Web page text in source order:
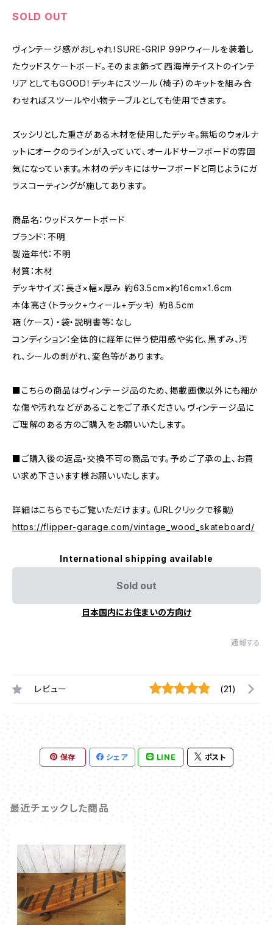
SOLD OUT
ヴィンテージ感がおしゃれ！SURE-GRIP 99Pウィールを装着し
たウッドスケートボード。そのまま飾って西海岸テイストのインテ
リアとしてもGOOD！デッキにスツール（椅子）のキットを組み合
わせればスツールや小物テーブルとしても使用できます。
ズッシリとした重さがある木材を使用したデッキ。無垢のウォルナ
ットにオークのラインが入っていて、オールドサーフボードの雰囲
気になっています。木材のデッキにはサーフボードと同じようにガ
ラスコーティングが施してあります。
商品名：ウッドスケートボード
ブランド：不明
製造年代：不明
材質：木材
デッキサイズ：長さ×幅×厚み 約63.5cm×約16cm×1.6cm
本体高さ（トラック+ウィール+デッキ） 約8.5cm
箱（ケース）・袋・説明書等：なし
コンディション：全体的に経年に伴う使用感や劣化、黒ずみ、汚
れ、シールの剥がれ、変色等があります。
■こちらの商品はヴィンテージ品のため、掲載画像以外にも細か
な傷や汚れなどがあることをご了承ください。ヴィンテージ品に
ご理解のある方のご購入をお願いいたします。
■ご購入後の返品・交換不可の商品です。予めご了承の上、お買
い求め下さいます様お願いいたします。
詳細はこちらでもご覧いただけます。（URLクリックで移動）
https://flipper-garage.com/vintage_wood_skateboard/
International shipping available
Sold out
日本国内にお住まいの方向け
通報する
レビュー (21)
保存 シェア LINE ポスト
最近チェックした商品